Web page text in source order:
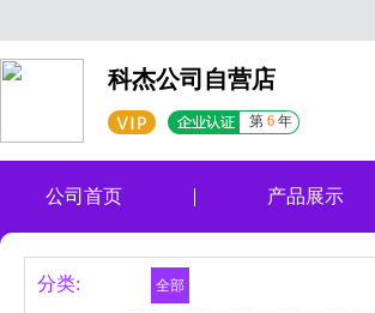
科杰公司自营店
第 6 年
公司首页 产品展示
分类: 全部